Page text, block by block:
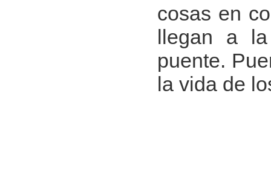
cosas en
llegan a
puente.
la vida de